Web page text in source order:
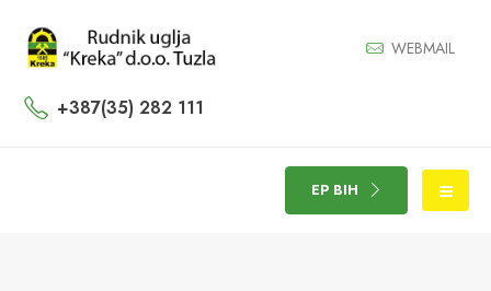
WEBMAIL
+387(35) 282 111
EP BIH